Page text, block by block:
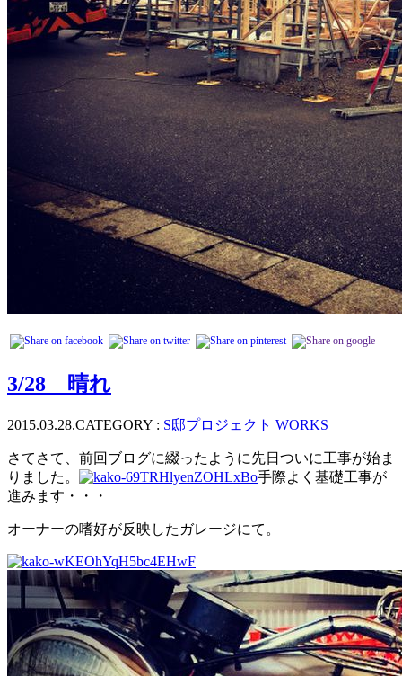
3/28 晴れ
2015.03.28.CATEGORY : S邸プロジェクト WORKS
さてさて、前回ブログに綴ったように先日ついに工事が始ま
りました。
手際よく基礎工事が
進みます・・・
オーナーの嗜好が反映したガレージにて。